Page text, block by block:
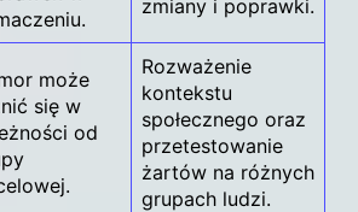
zmiany i poprawki.
może
się w
od
Rozważenie
kontekstu
społecznego oraz
przetestowanie
żartów na różnych
grupach ludzi.